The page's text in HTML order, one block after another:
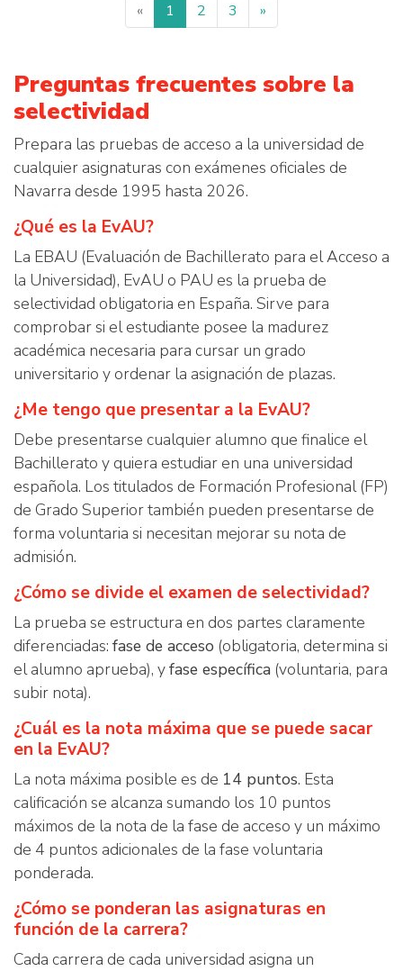
« 1 2 3 »
Preguntas frecuentes sobre la
selectividad
Prepara las pruebas de acceso a la universidad de
cualquier asignaturas con exámenes oficiales de
Navarra desde 1995 hasta 2026.
¿Qué es la EvAU?
La EBAU (Evaluación de Bachillerato para el Acceso a
la Universidad), EvAU o PAU es la prueba de
selectividad obligatoria en España. Sirve para
comprobar si el estudiante posee la madurez
académica necesaria para cursar un grado
universitario y ordenar la asignación de plazas.
¿Me tengo que presentar a la EvAU?
Debe presentarse cualquier alumno que finalice el
Bachillerato y quiera estudiar en una universidad
española. Los titulados de Formación Profesional (FP)
de Grado Superior también pueden presentarse de
forma voluntaria si necesitan mejorar su nota de
admisión.
¿Cómo se divide el examen de selectividad?
La prueba se estructura en dos partes claramente
diferenciadas: fase de acceso (obligatoria, determina si
el alumno aprueba), yfase específica (voluntaria, para
subir nota).
¿Cuál es la nota máxima que se puede sacar
en la EvAU?
La nota máxima posible es de 14 puntos. Esta
calificación se alcanza sumando los 10 puntos
máximos de la nota de la fase de acceso y un máximo
de 4 puntos adicionales de la fase voluntaria
ponderada.
¿Cómo se ponderan las asignaturas en
función de la carrera?
Cada carrera de cada universidad asigna un